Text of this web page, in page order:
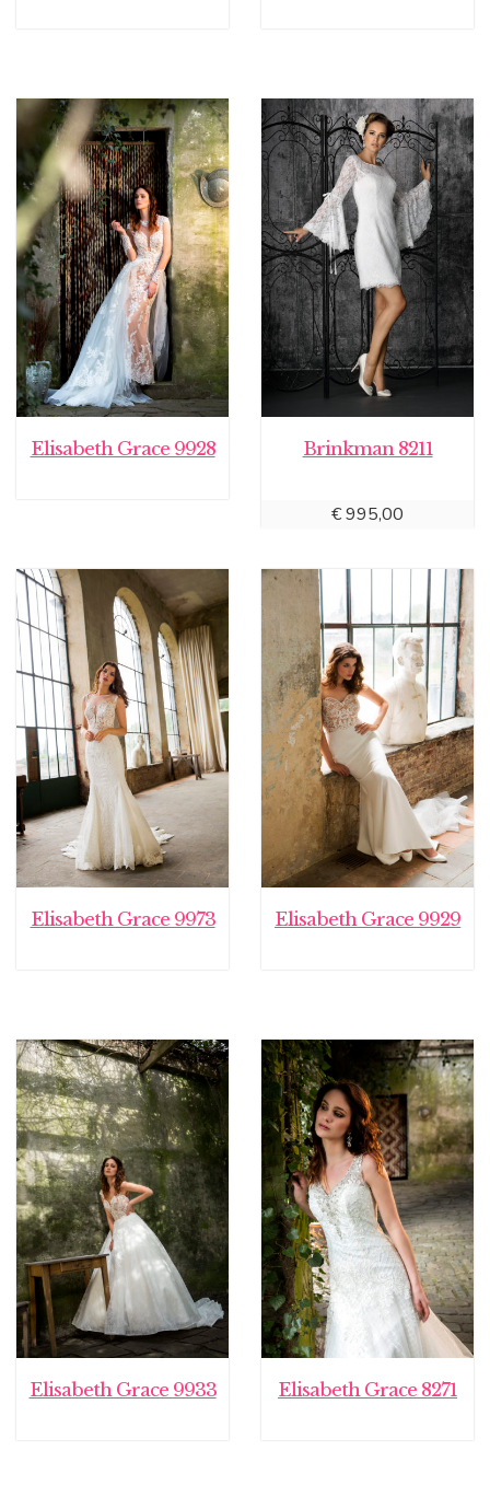
Elisabeth Grace 9928 Brinkman 8211
€995,00
Elisabeth Grace 9973 Elisabeth Grace 9929
Elisabeth Grace 9933 Elisabeth Grace 8271